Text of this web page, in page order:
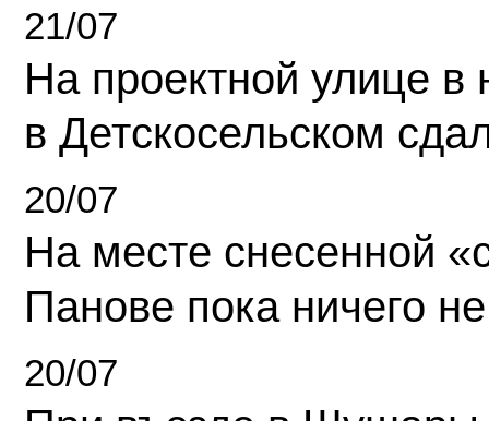
21/07
На проектной улице
в Детскосельском
20/07
На месте снесенной
Панове пока ничего
20/07